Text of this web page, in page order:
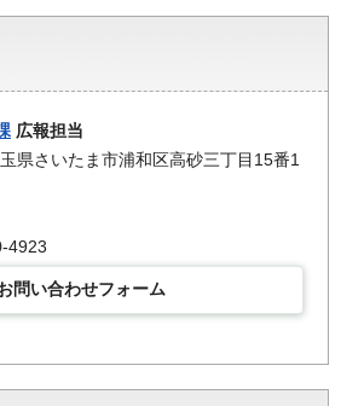
広報担当
県さいたま市浦和区高砂三丁目15番1
4923
問い合わせフォーム